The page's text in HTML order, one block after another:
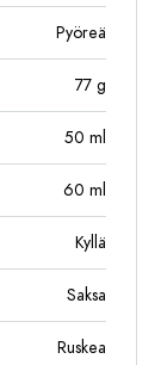
Pyöreä
77 g
50 ml
60 ml
Kyllä
Saksa
Ruskea